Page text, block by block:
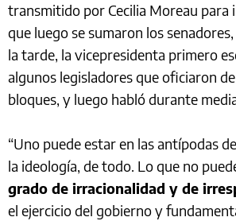
transmitido por Cecilia Moreau para
que luego se sumaron los
la tarde, la vicepresidenta primero
algunos legisladores que oficiaron
bloques, y luego habló durante
“Uno puede estar en las antípodas
la ideología, de todo. Lo que no
grado de irracionalidad y de
el ejercicio del gobierno y